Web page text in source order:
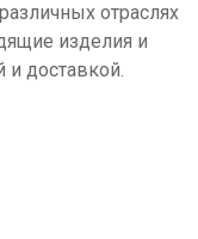
отраслях
изделия и
и доставкой.